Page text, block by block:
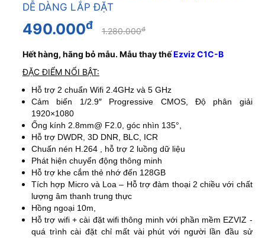
DỄ DÀNG LẮP ĐẶT
490.000đ 1.280.000đ
Hết hàng, hãng bỏ mẫu. Mẫu thay thếEzviz C1C-B
ĐẶC ĐIỂM NỔI BẬT:
Hỗ trợ 2 chuẩn Wifi 2.4GHz và 5 GHz
Cảm biến 1/2.9″ Progressive CMOS, Độ phân giải
1920×1080
Ống kính 2.8mm@ F2.0, góc nhìn 135°,
Hỗ trợ DWDR, 3D DNR, BLC, ICR
Chuấn nén H.264 , hỗ trợ 2 luồng dữ liệu
Phát hiện chuyển động thông minh
Hỗ trợ khe cắm thẻ nhớ đến 128GB
Tích hợp Micro và Loa – Hỗ trợ đàm thoại 2 chiều với chất
lượng âm thanh trung thực
Hồng ngoại 10m,
Hỗ trợ wifi + cài đặt wifi thông minh với phần mềm EZVIZ -
quá trình cài đặt chỉ mất vài phút với người lần đầu sử